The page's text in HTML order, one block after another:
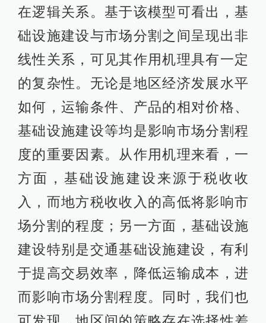
入，而地方税收收入的高低将影响市
场分割的程度；另一方面，基础设施
建设特别是交通基础设施建设，有利
于提高交易效率，降低运输成本，进
而影响市场分割程度。同时，我们也
可发现，地区间的策略存在选择性差
异。
中国的经验证据是否可以支持理论模
型的研究结论？为回答这一问题，本
文采用空间计量模型加以验证。表1反
映的是不同时期下的实证回归结果。
表中数字可理解为，外地市场分割、
外地基础设施建设、本地基础设施建